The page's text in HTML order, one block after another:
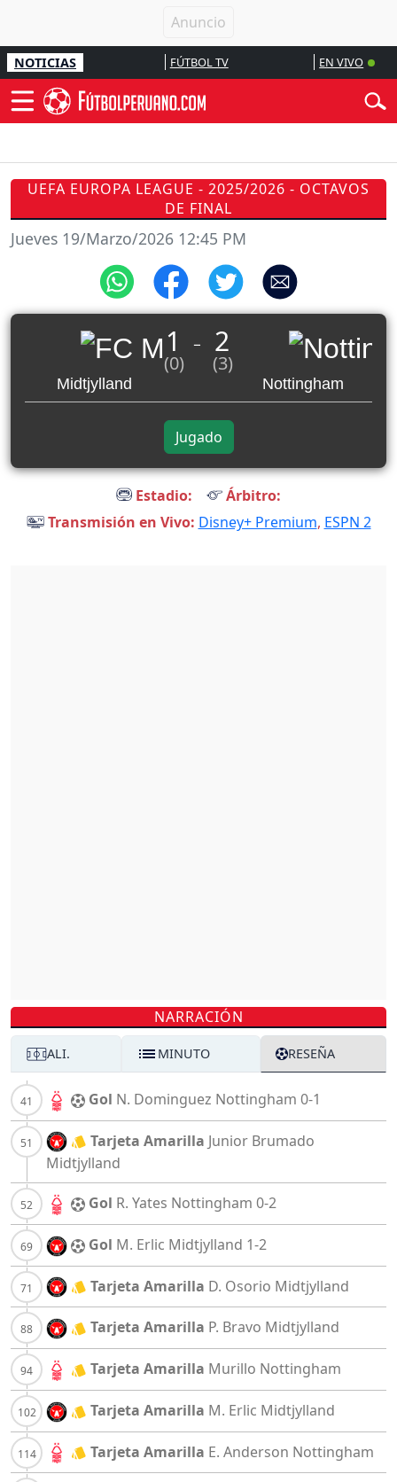
NOTICIAS FÚTBOL TV EN VIVO
UEFA EUROPA LEAGUE - 2025/2026 - OCTAVOS
DE FINAL
Jueves 19/Marzo/2026 12:45 PM
Midtjylland
1
(0) _ 2
(3)
Nottingham
Jugado
Estadio:
Árbitro:
Transmisión en Vivo: Disney+ Premium, ESPN 2
NARRACIÓN
ALI. MINUTO RESEÑA
Gol N. Dominguez Nottingham 0-1
Tarjeta Amarilla Junior Brumado
Midtjylland
Gol R. Yates Nottingham 0-2
Gol M. Erlic Midtjylland 1-2
Tarjeta Amarilla D. Osorio Midtjylland
Tarjeta Amarilla P. Bravo Midtjylland
Tarjeta Amarilla Murillo Nottingham
Tarjeta Amarilla M. Erlic Midtjylland
Tarjeta Amarilla E. Anderson Nottingham